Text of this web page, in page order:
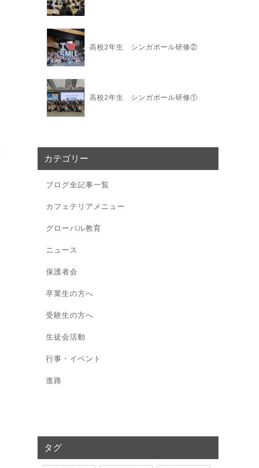
高校2年生 シンガポール研修②
高校2年生 シンガポール研修①
カテゴリー
ブログ全記事一覧
カフェテリアメニュー
グローバル教育
ニュース
保護者会
卒業生の方へ
受験生の方へ
生徒会活動
行事・イベント
進路
タグ